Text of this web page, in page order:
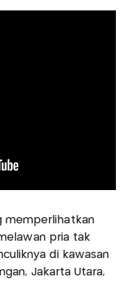
memperlihatkan
pria tak
di kawasan
Jakarta Utara,